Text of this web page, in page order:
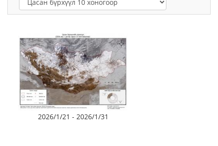
2026/1/21 - 2026/1/31